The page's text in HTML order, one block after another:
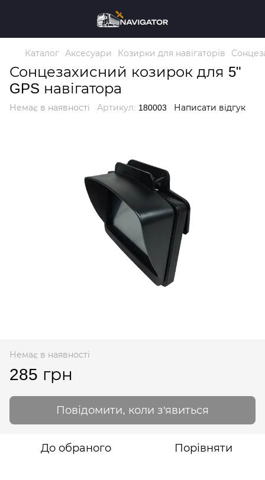
Каталог Аксесуари Козирки для навігаторів
Сонцезахисний козирок для 5"
GPS навігатора
Немає в наявності Артикул: 180003 Написати відгук
Немає в наявності
285 грн
Повідомити, коли з'явиться
До обраного Порівняти